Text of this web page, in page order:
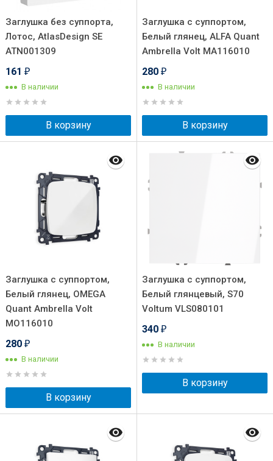
Заглушка без суппорта,
Лотос, AtlasDesign SE
ATN001309
161 ₽
В наличии
В корзину
Заглушка с суппортом,
Белый глянец, ALFA Quant
Ambrella Volt MA116010
280 ₽
В наличии
В корзину
Заглушка с суппортом,
Белый глянец, OMEGA
Quant Ambrella Volt
MO116010
280 ₽
В наличии
В корзину
Заглушка с суппортом,
Белый глянцевый, S70
Voltum VLS080101
340 ₽
В наличии
В корзину